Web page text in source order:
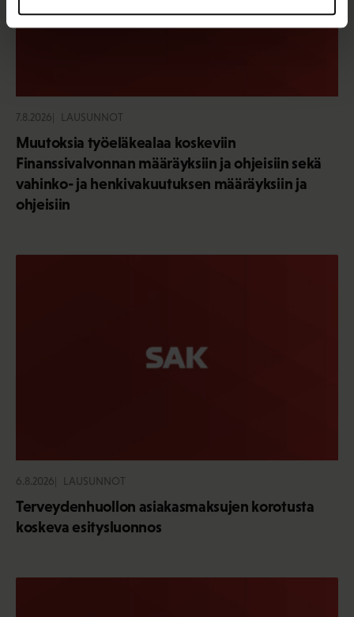
7.8.2026 LAUSUNNOT
Muutoksia työeläkealaa koskeviin
Finanssivalvonnan määräyksiin ja ohjeisiin sekä
vahinko- ja henkivakuutuksen määräyksiin ja
ohjeisiin
6.8.2026 LAUSUNNOT
Terveydenhuollon asiakasmaksujen korotusta
koskeva esitysluonnos